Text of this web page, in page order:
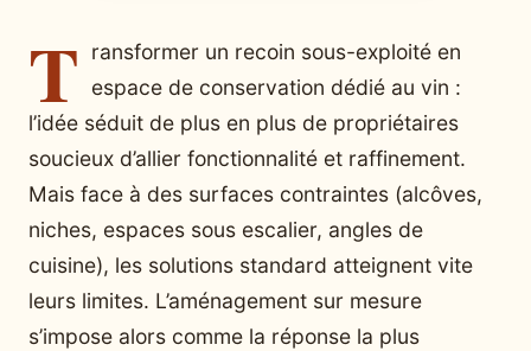
T
ransformer un recoin sous-exploité en
espace de conservation dédié au vin :
l’idée séduit de plus en plus de propriétaires
soucieux d’allier fonctionnalité et raffinement.
Mais face à des surfaces contraintes (alcôves,
niches, espaces sous escalier, angles de
cuisine), les solutions standard atteignent vite
leurs limites. L’aménagement sur mesure
s’impose alors comme la réponse la plus